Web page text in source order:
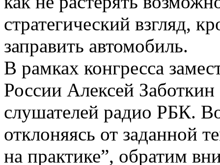
стратегический взгляд,
заправить автомобиль.
В рамках конгресса
России Алексей
слушателей радио РБК.
отклоняясь от заданной
на практике”, обратим